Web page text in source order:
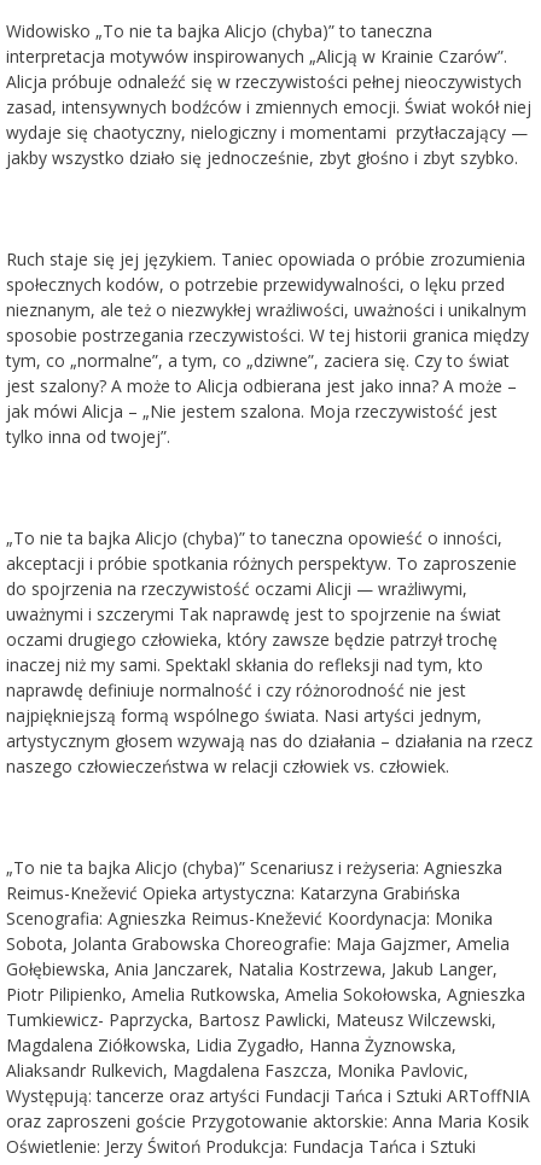
Widowisko „To nie ta bajka Alicjo (chyba)” to taneczna
interpretacja motywów inspirowanych „Alicją w Krainie Czarów”.
Alicja próbuje odnaleźć się w rzeczywistości pełnej nieoczywistych
zasad, intensywnych bodźców i zmiennych emocji. Świat wokół niej
wydaje się chaotyczny, nielogiczny i momentami przytłaczający —
jakby wszystko działo się jednocześnie, zbyt głośno i zbyt szybko.
Ruch staje się jej językiem. Taniec opowiada o próbie zrozumienia
społecznych kodów, o potrzebie przewidywalności, o lęku przed
nieznanym, ale też o niezwykłej wrażliwości, uważności i unikalnym
sposobie postrzegania rzeczywistości. W tej historii granica między
tym, co „normalne”, a tym, co „dziwne”, zaciera się. Czy to świat
jest szalony? A może to Alicja odbierana jest jako inna? A może –
jak mówi Alicja – „Nie jestem szalona. Moja rzeczywistość jest
tylko inna od twojej”.
„To nie ta bajka Alicjo (chyba)” to taneczna opowieść o inności,
akceptacji i próbie spotkania różnych perspektyw. To zaproszenie
do spojrzenia na rzeczywistość oczami Alicji — wrażliwymi,
uważnymi i szczerymi Tak naprawdę jest to spojrzenie na świat
oczami drugiego człowieka, który zawsze będzie patrzył trochę
inaczej niż my sami. Spektakl skłania do refleksji nad tym, kto
naprawdę definiuje normalność i czy różnorodność nie jest
najpiękniejszą formą wspólnego świata. Nasi artyści jednym,
artystycznym głosem wzywają nas do działania – działania na rzecz
naszego człowieczeństwa w relacji człowiek vs. człowiek.
„To nie ta bajka Alicjo (chyba)” Scenariusz i reżyseria: Agnieszka
Reimus-Knežević Opieka artystyczna: Katarzyna Grabińska
Scenografia: Agnieszka Reimus-Knežević Koordynacja: Monika
Sobota, Jolanta Grabowska Choreografie: Maja Gajzmer, Amelia
Gołębiewska, Ania Janczarek, Natalia Kostrzewa, Jakub Langer,
Piotr Pilipienko, Amelia Rutkowska, Amelia Sokołowska, Agnieszka
Tumkiewicz- Paprzycka, Bartosz Pawlicki, Mateusz Wilczewski,
Magdalena Ziółkowska, Lidia Zygadło, Hanna Żyznowska,
Aliaksandr Rulkevich, Magdalena Faszcza, Monika Pavlovic,
Występują: tancerze oraz artyści Fundacji Tańca i Sztuki ARToffNIA
oraz zaproszeni goście Przygotowanie aktorskie: Anna Maria Kosik
Oświetlenie: Jerzy Świtoń Produkcja: Fundacja Tańca i Sztuki